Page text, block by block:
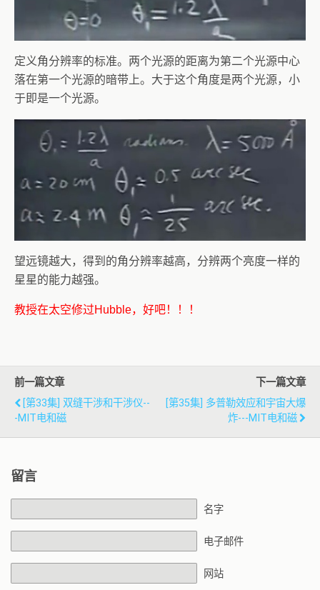
定义角分辨率的标准。两个光源的距离为第二个光源中心
落在第一个光源的暗带上。大于这个角度是两个光源，小
于即是一个光源。
望远镜越大，得到的角分辨率越高，分辨两个亮度一样的
星星的能力越强。
教授在太空修过Hubble，好吧！！！
前一篇文章
[第33集] 双缝干涉和干涉仪--
-MIT电和磁
下一篇文章
[第35集] 多普勒效应和宇宙大爆
炸---MIT电和磁
留言
名字
电子邮件
网站